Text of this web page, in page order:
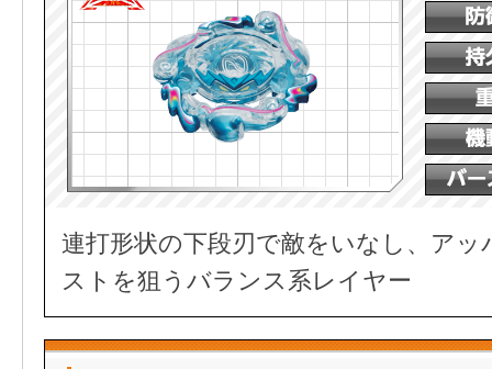
連打形状の下段刃で敵をいなし、アッ
ストを狙うバランス系レイヤー